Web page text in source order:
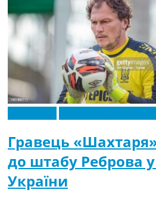
Гравець
до штабу Реброва у
України